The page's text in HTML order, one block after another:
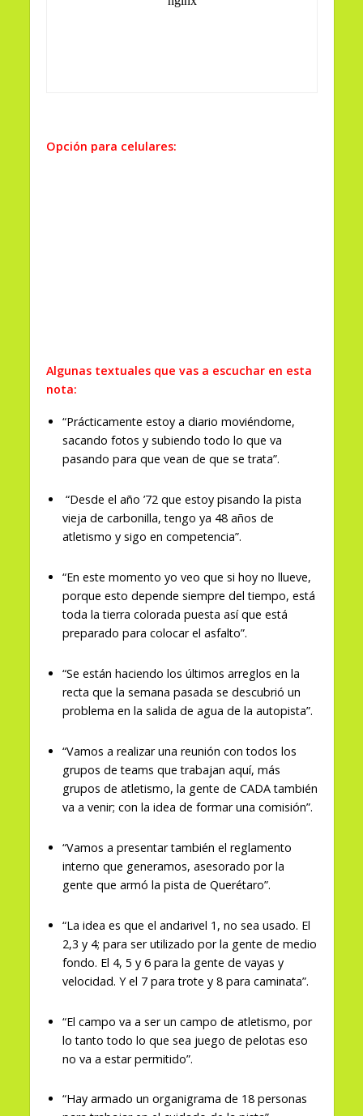
Opción para celulares:
Algunas textuales que vas a escuchar en esta
nota:
“Prácticamente estoy a diario moviéndome,
sacando fotos y subiendo todo lo que va
pasando para que vean de que se trata”.
“Desde el año ’72 que estoy pisando la pista
vieja de carbonilla, tengo ya 48 años de
atletismo y sigo en competencia”.
“En este momento yo veo que si hoy no llueve,
porque esto depende siempre del tiempo, está
toda la tierra colorada puesta así que está
preparado para colocar el asfalto”.
“Se están haciendo los últimos arreglos en la
recta que la semana pasada se descubrió un
problema en la salida de agua de la autopista”.
“Vamos a realizar una reunión con todos los
grupos de teams que trabajan aquí, más
grupos de atletismo, la gente de CADA también
va a venir; con la idea de formar una comisión”.
“Vamos a presentar también el reglamento
interno que generamos, asesorado por la
gente que armó la pista de Querétaro”.
“La idea es que el andarivel 1, no sea usado. El
2,3 y 4; para ser utilizado por la gente de medio
fondo. El 4, 5 y 6 para la gente de vayas y
velocidad. Y el 7 para trote y 8 para caminata”.
“El campo va a ser un campo de atletismo, por
lo tanto todo lo que sea juego de pelotas eso
no va a estar permitido”.
“Hay armado un organigrama de 18 personas